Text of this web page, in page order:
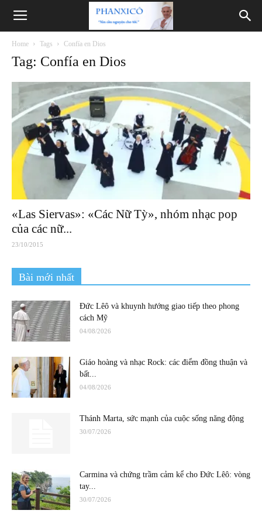
Phanxicô
Home Tags Confía en Dios
Tag: Confía en Dios
«Las Siervas»: «Các Nữ Tỳ», nhóm nhạc pop
của các nữ...
23/10/2015
Bài mới nhất
Đức Lêô và khuynh hướng giao tiếp theo phong
cách Mỹ
04/08/2026
Giáo hoàng và nhạc Rock: các điểm đồng thuận và
bất...
04/08/2026
Thánh Marta, sức mạnh của cuộc sống năng động
30/07/2026
Carmina và chứng trầm cảm kể cho Đức Lêô: vòng
tay...
30/07/2026